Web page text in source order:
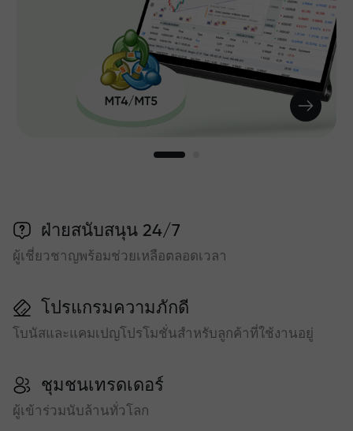
ฝ่ายสนับสนุน 24/7
ผู้เชี่ยวชาญพร้อมช่วยเหลือตลอดเวลา
โปรแกรมความภักดี
โบนัสและแคมเปญโปรโมชั่นสำหรับลูกค้าที่ใช้งานอยู่
ชุมชนเทรดเดอร์
ผู้เข้าร่วมนับล้านทั่วโลก